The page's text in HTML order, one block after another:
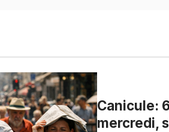
Canicule:
mercredi,